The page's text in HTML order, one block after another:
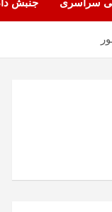
سراسری جنبش